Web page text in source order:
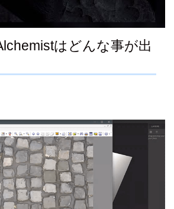
はどんな事が出